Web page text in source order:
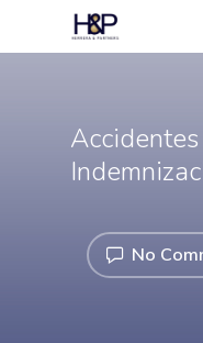
Hit enter to
No